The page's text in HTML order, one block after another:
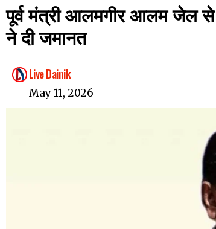
पूर्व मंत्री आलमगीर आलम जेल से
ने दी जमानत
Live Dainik
May 11, 2026